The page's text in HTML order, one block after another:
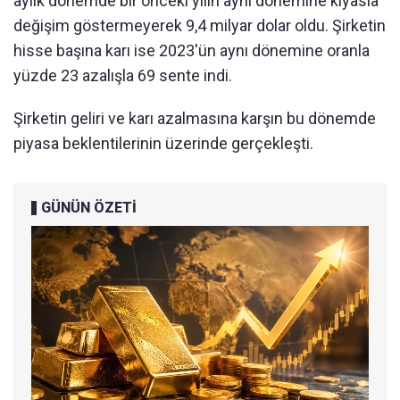
değişim göstermeyerek 9,4 milyar dolar oldu. Şirketin
hisse başına karı ise 2023'ün aynı dönemine oranla
yüzde 23 azalışla 69 sente indi.
Şirketin geliri ve karı azalmasına karşın bu dönemde
piyasa beklentilerinin üzerinde gerçekleşti.
GÜNÜN ÖZETİ